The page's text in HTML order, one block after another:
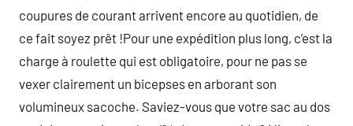
coupures de courant arrivent encore au quotidien, de
ce fait soyez prêt !Pour une expédition plus long, c’est la
charge à roulette qui est obligatoire, pour ne pas se
vexer clairement un bicepses en arborant son
volumineux sacoche. Saviez-vous que votre sac au dos